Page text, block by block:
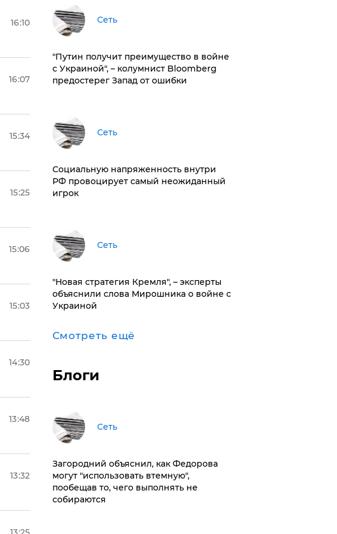
16:10
16:07
15:34
15:25
15:06
15:03
14:30
13:48
13:32
Сеть
"Путин получит преимущество в войне
с Украиной", – колумнист Bloomberg
предостерег Запад от ошибки
Сеть
Социальную напряженность внутри
РФ провоцирует самый неожиданный
игрок
Сеть
"Новая стратегия Кремля", – эксперты
объяснили слова Мирошника о войне с
Украиной
Смотреть ещё
Блоги
Сеть
Загородний объяснил, как Федорова
могут "использовать втемную",
пообещав то, чего выполнять не
собираются